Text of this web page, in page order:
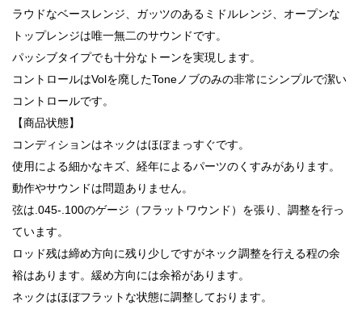
ラウドなベースレンジ、ガッツのあるミドルレンジ、オープンな
トップレンジは唯一無二のサウンドです。
パッシブタイプでも十分なトーンを実現します。
コントロールはVolを廃したToneノブのみの非常にシンプルで潔い
コントロールです。
【商品状態】
コンディションはネックはほぼまっすぐです。
使用による細かなキズ、経年によるパーツのくすみがあります。
動作やサウンドは問題ありません。
弦は.045-.100のゲージ（フラットワウンド）を張り、調整を行っ
ています。
ロッド残は締め方向に残り少しですがネック調整を行える程の余
裕はあります。緩め方向には余裕があります。
ネックはほぼフラットな状態に調整しております。